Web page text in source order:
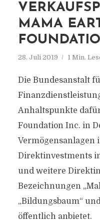
MAMA
28. Juli 2019 1 Min.
Die Bundesanstalt
Anhaltspunkte
Foundation Inc. in
Vermögensanlagen
Direktinvestments
und weitere
Bezeichnungen
„Bildungsbaum“
öffentlich anbietet.